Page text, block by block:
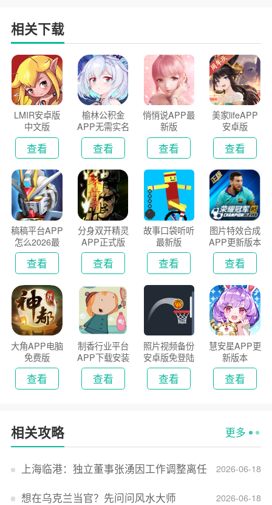
相关下载
LMIR安卓版
中文版
查看
榆林公积金
APP无需实名
认证版
查看
悄悄说APP最
新版
查看
美家lifeAPP
安卓版
查看
稿稿平台APP
怎么2026最
新版
查看
分身双开精灵
APP正式版
查看
故事口袋听听
最新版
查看
图片特效合成
APP更新版本
2026
查看
大角APP电脑
免费版
查看
制香行业平台
APP下载安装
2026
查看
照片视频备份
安卓版免登陆
版
查看
慧安星APP更
新版本
查看
相关攻略 更多
2026-06-18
上海临港：独立董事张湧因工作调整离任
2026-06-18
想在乌克兰当官？先问问风水大师